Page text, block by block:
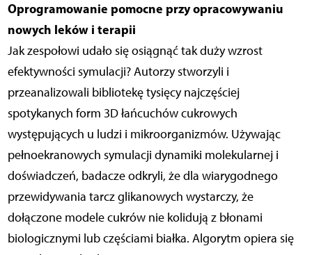
Oprogramowanie pomocne przy opracowywaniu
nowych leków i terapii
Jak zespołowi udało się osiągnąć tak duży wzrost
efektywności symulacji? Autorzy stworzyli i
przeanalizowali bibliotekę tysięcy najczęściej
spotykanych form 3D łańcuchów cukrowych
występujących u ludzi i mikroorganizmów. Używając
pełnoekranowych symulacji dynamiki molekularnej i
doświadczeń, badacze odkryli, że dla wiarygodnego
przewidywania tarcz glikanowych wystarczy, że
dołączone modele cukrów nie kolidują z błonami
biologicznymi lub częściami białka. Algorytm opiera się